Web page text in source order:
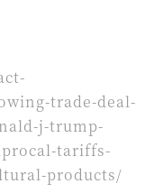
trade-deal-
j-trump-
tariffs-
products/